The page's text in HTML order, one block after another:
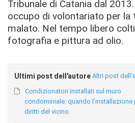
Tribunale di Catania dal
occupo di volontariato per la
malato. Nel tempo libero
fotografia e pittura ad olio.
Ultimi post dell'autore Altri post
Condizionatori installati sul muro
condominiale: quando l’installazione
diritti del vicino